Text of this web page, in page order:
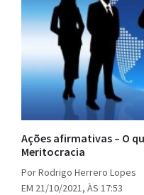
Ações afirmativas – O
Meritocracia
Por Rodrigo Herrero Lopes
EM 21/10/2021, ÀS 17:53